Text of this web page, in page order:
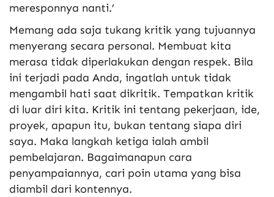
meresponnya nanti.’
Memang ada saja tukang kritik yang tujuannya
menyerang secara personal. Membuat kita
merasa tidak diperlakukan dengan respek. Bila
ini terjadi pada Anda, ingatlah untuk tidak
mengambil hati saat dikritik. Tempatkan kritik
di luar diri kita. Kritik ini tentang pekerjaan, ide,
proyek, apapun itu, bukan tentang siapa diri
saya. Maka langkah ketiga ialah ambil
pembelajaran. Bagaimanapun cara
penyampaiannya, cari poin utama yang bisa
diambil dari kontennya.